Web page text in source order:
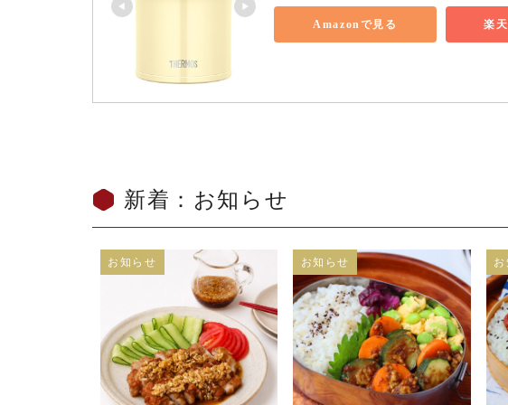
Amazonで見る 楽
新着：お知らせ
お知らせ お知らせ